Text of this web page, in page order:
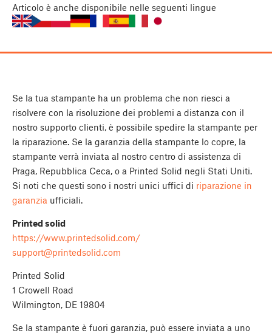
Articolo è anche disponibile nelle seguenti lingue
Se la tua stampante ha un problema che non riesci a
risolvere con la risoluzione dei problemi a distanza con il
nostro supporto clienti, è possibile spedire la stampante per
la riparazione. Se la garanzia della stampante lo copre, la
stampante verrà inviata al nostro centro di assistenza di
Praga, Repubblica Ceca, o a Printed Solid negli Stati Uniti.
Si noti che questi sono i nostri unici uffici di riparazione in
garanzia ufficiali.
Printed solid
https://www.printedsolid.com/
support@printedsolid.com
Printed Solid
1 Crowell Road
Wilmington, DE 19804
Se la stampante è fuori garanzia, può essere inviata a uno